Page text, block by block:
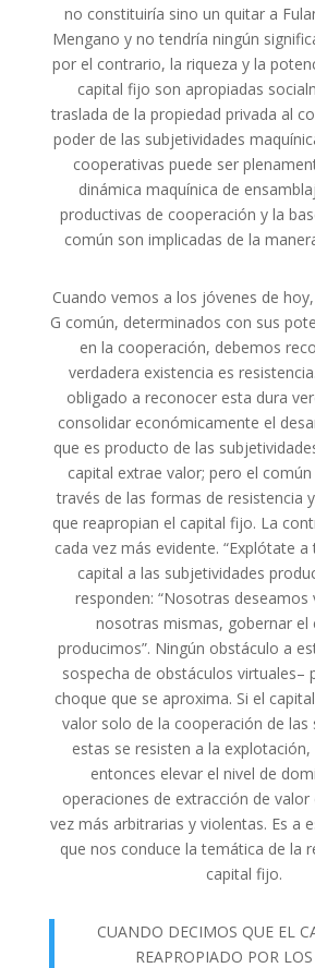
no constituiría sino un quitar a
Mengano y no tendría ningún
por el contrario, la riqueza y la
capital fijo son apropiadas
traslada de la propiedad privada al
poder de las subjetividades
cooperativas puede ser
dinámica maquínica de
productivas de cooperación y la
común son implicadas de la
Cuando vemos a los jóvenes de
G común, determinados con sus
en la cooperación, debemos
verdadera existencia es
obligado a reconocer esta dura
consolidar económicamente el
que es producto de las
capital extrae valor; pero el
través de las formas de resistencia
que reapropian el capital fijo. La
cada vez más evidente. “Explótate a
capital a las subjetividades
responden: “Nosotras deseamos
nosotras mismas, gobernar el
producimos”. Ningún obstáculo a
sospecha de obstáculos virtuales–
choque que se aproxima. Si el
valor solo de la cooperación de las
estas se resisten a la
entonces elevar el nivel de
operaciones de extracción de valor
vez más arbitrarias y violentas. Es a
que nos conduce la temática de la
capital fijo.
CUANDO DECIMOS QUE EL
REAPROPIADO POR LOS